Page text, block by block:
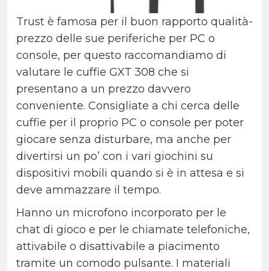
Trust è famosa per il buon rapporto qualità-
prezzo delle sue periferiche per PC o
console, per questo raccomandiamo di
valutare le cuffie GXT 308 che si
presentano a un prezzo davvero
conveniente. Consigliate a chi cerca delle
cuffie per il proprio PC o console per poter
giocare senza disturbare, ma anche per
divertirsi un po’ con i vari giochini su
dispositivi mobili quando si è in attesa e si
deve ammazzare il tempo.
Hanno un microfono incorporato per le
chat di gioco e per le chiamate telefoniche,
attivabile o disattivabile a piacimento
tramite un comodo pulsante. I materiali